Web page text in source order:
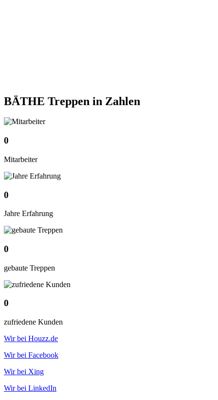
BÄTHE Treppen in Zahlen
0
Mitarbeiter
0
Jahre Erfahrung
0
gebaute Treppen
0
zufriedene Kunden
Wir bei Houzz.de
Wir bei Facebook
Wir bei Xing
Wir bei LinkedIn